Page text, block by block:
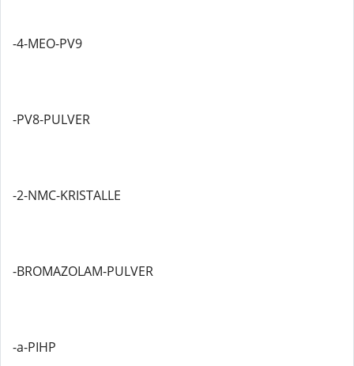
-4-MEO-PV9
-PV8-PULVER
-2-NMC-KRISTALLE
-BROMAZOLAM-PULVER
-a-PIHP